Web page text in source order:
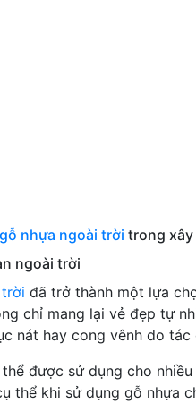
gỗ nhựa ngoài trời trong
ngoài trời
đã trở thành một lựa
chỉ mang lại vẻ đẹp tự
nát hay cong vênh do
được sử dụng cho
thể khi sử dụng gỗ nhựa